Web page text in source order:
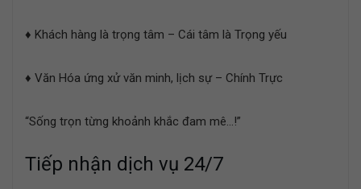
♦ Khách hàng là trọng tâm – Cái tâm là Trọng yếu
♦ Văn Hóa ứng xử văn minh, lịch sự – Chính Trực
“Sống trọn từng khoảnh khắc đam mê…!”
Tiếp nhận dịch vụ 24/7